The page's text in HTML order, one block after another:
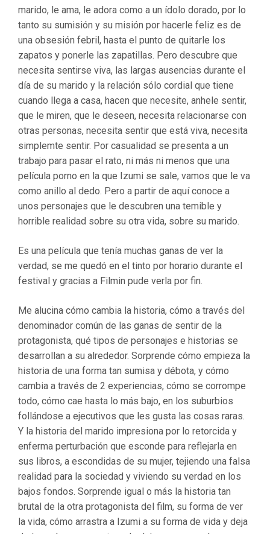
marido, le ama, le adora como a un ídolo dorado, por lo
tanto su sumisión y su misión por hacerle feliz es de
una obsesión febril, hasta el punto de quitarle los
zapatos y ponerle las zapatillas. Pero descubre que
necesita sentirse viva, las largas ausencias durante el
día de su marido y la relación sólo cordial que tiene
cuando llega a casa, hacen que necesite, anhele sentir,
que le miren, que le deseen, necesita relacionarse con
otras personas, necesita sentir que está viva, necesita
simplemte sentir. Por casualidad se presenta a un
trabajo para pasar el rato, ni más ni menos que una
película porno en la que Izumi se sale, vamos que le va
como anillo al dedo. Pero a partir de aquí conoce a
unos personajes que le descubren una temible y
horrible realidad sobre su otra vida, sobre su marido.
Es una película que tenía muchas ganas de ver la
verdad, se me quedó en el tinto por horario durante el
festival y gracias a Filmin pude verla por fin.
Me alucina cómo cambia la historia, cómo a través del
denominador común de las ganas de sentir de la
protagonista, qué tipos de personajes e historias se
desarrollan a su alrededor. Sorprende cómo empieza la
historia de una forma tan sumisa y débota, y cómo
cambia a través de 2 experiencias, cómo se corrompe
todo, cómo cae hasta lo más bajo, en los suburbios
follándose a ejecutivos que les gusta las cosas raras.
Y la historia del marido impresiona por lo retorcida y
enferma perturbación que esconde para reflejarla en
sus libros, a escondidas de su mujer, tejiendo una falsa
realidad para la sociedad y viviendo su verdad en los
bajos fondos. Sorprende igual o más la historia tan
brutal de la otra protagonista del film, su forma de ver
la vida, cómo arrastra a Izumi a su forma de vida y deja